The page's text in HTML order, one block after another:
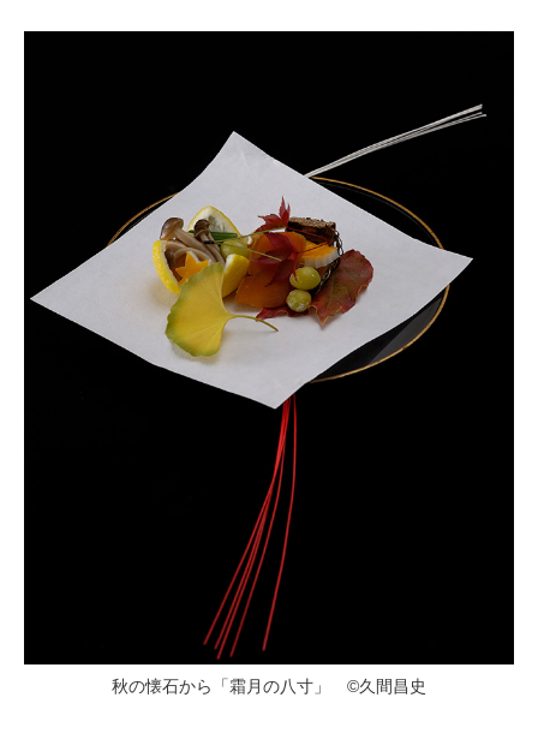
秋の懐石から「霜月の八寸」 ©久間昌史